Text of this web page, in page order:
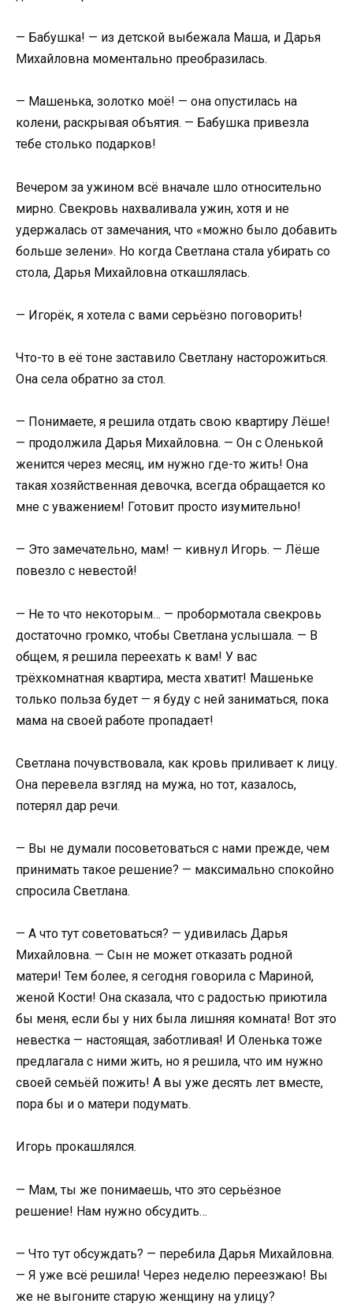
— Бабушка! — из детской выбежала Маша, и Дарья
Михайловна моментально преобразилась.
— Машенька, золотко моё! — она опустилась на
колени, раскрывая объятия. — Бабушка привезла
тебе столько подарков!
Вечером за ужином всё вначале шло относительно
мирно. Свекровь нахваливала ужин, хотя и не
удержалась от замечания, что «можно было добавить
больше зелени». Но когда Светлана стала убирать со
стола, Дарья Михайловна откашлялась.
— Игорёк, я хотела с вами серьёзно поговорить!
Что-то в её тоне заставило Светлану насторожиться.
Она села обратно за стол.
— Понимаете, я решила отдать свою квартиру Лёше!
— продолжила Дарья Михайловна. — Он с Оленькой
женится через месяц, им нужно где-то жить! Она
такая хозяйственная девочка, всегда обращается ко
мне с уважением! Готовит просто изумительно!
— Это замечательно, мам! — кивнул Игорь. — Лёше
повезло с невестой!
— Не то что некоторым… — пробормотала свекровь
достаточно громко, чтобы Светлана услышала. — В
общем, я решила переехать к вам! У вас
трёхкомнатная квартира, места хватит! Машеньке
только польза будет — я буду с ней заниматься, пока
мама на своей работе пропадает!
Светлана почувствовала, как кровь приливает к лицу.
Она перевела взгляд на мужа, но тот, казалось,
потерял дар речи.
— Вы не думали посоветоваться с нами прежде, чем
принимать такое решение? — максимально спокойно
спросила Светлана.
— А что тут советоваться? — удивилась Дарья
Михайловна. — Сын не может отказать родной
матери! Тем более, я сегодня говорила с Мариной,
женой Кости! Она сказала, что с радостью приютила
бы меня, если бы у них была лишняя комната! Вот это
невестка — настоящая, заботливая! И Оленька тоже
предлагала с ними жить, но я решила, что им нужно
своей семьёй пожить! А вы уже десять лет вместе,
пора бы и о матери подумать.
Игорь прокашлялся.
— Мам, ты же понимаешь, что это серьёзное
решение! Нам нужно обсудить…
— Что тут обсуждать? — перебила Дарья Михайловна.
— Я уже всё решила! Через неделю переезжаю! Вы
же не выгоните старую женщину на улицу?